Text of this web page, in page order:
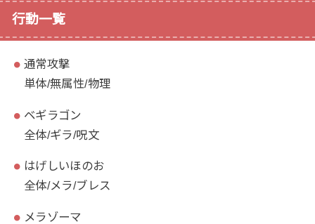
行動一覧
通常攻撃
単体/無属性/物理
ベギラゴン
全体/ギラ/呪文
はげしいほのお
全体/メラ/ブレス
メラゾーマ